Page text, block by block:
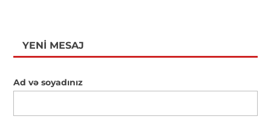
YENI MESAJ
Ad və soyadınız